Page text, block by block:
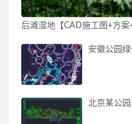
后滩湿地【CAD施工图+方案
安徽公园
北京某公